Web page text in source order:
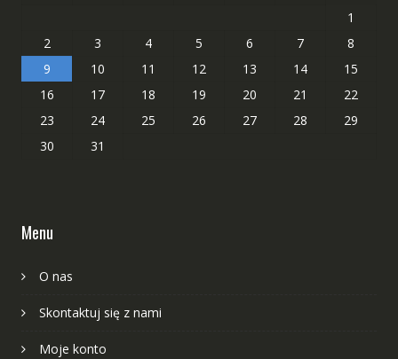
1
2
3 4 5 6 7
8
9
10 11 12 13 14
15
16
17 18 19 20 21
22
23
24 25 26 27 28
29
30
31
Menu
O nas
Skontaktuj się z nami
Moje konto